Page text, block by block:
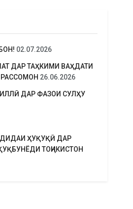
02.07.2026
ДАР ТАҲКИМИ ВАҲДАТИ
26.06.2026
ДАР ФАЗОИ СУЛҲУ
ҲУҚУҚӢ ДАР
ТОҶИКИСТОН